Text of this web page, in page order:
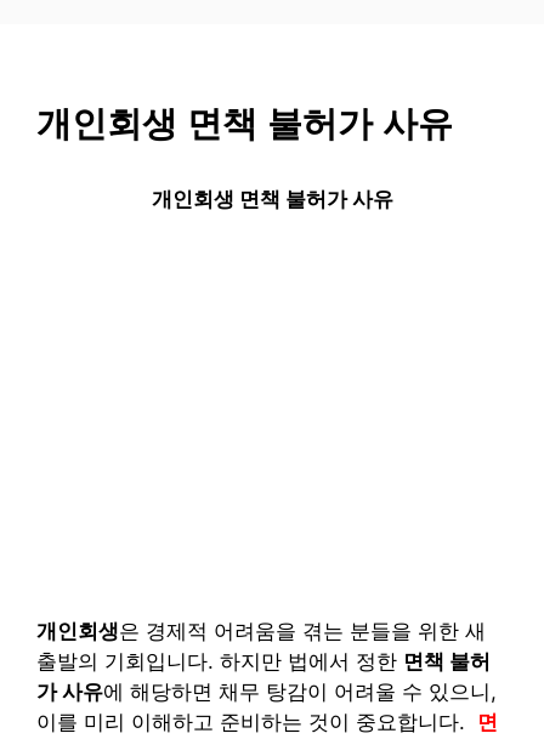
개인회생 면책 불허가 사유
개인회생 면책 불허가 사유
개인회생은 경제적 어려움을 겪는 분들을 위한 새
출발의 기회입니다. 하지만 법에서 정한 면책 불허
가 사유에 해당하면 채무 탕감이 어려울 수 있으니,
이를 미리 이해하고 준비하는 것이 중요합니다. 면